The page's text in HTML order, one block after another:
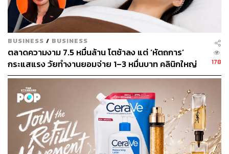
BUSINESS / BUSINESS
ตลาดความงาม 7.5 หมื่นล้าน โตช้าลง แต่ ‘หัตถการ’
กระแสแรง วัยทำงานยอมจ่าย 1–3 หมื่นบาท คลินิกใหญ่
ผงาดรับดีมานด์
178